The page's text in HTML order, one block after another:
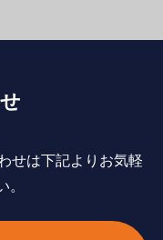
せは下記よりお気軽
。